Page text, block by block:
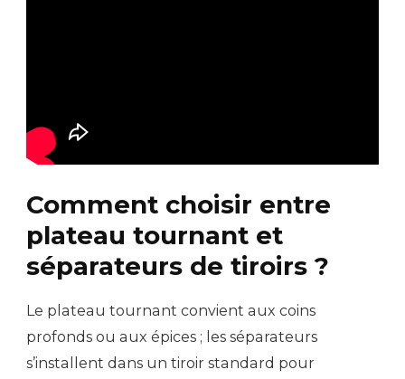
Comment choisir entre
plateau tournant et
séparateurs de tiroirs ?
Le plateau tournant convient aux coins
profonds ou aux épices ; les séparateurs
s’installent dans un tiroir standard pour